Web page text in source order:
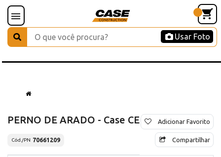
Usar Foto
PERNO DE ARADO - Case CE
Cód./PN 70661209
Adicionar Favorito
Compartilhar